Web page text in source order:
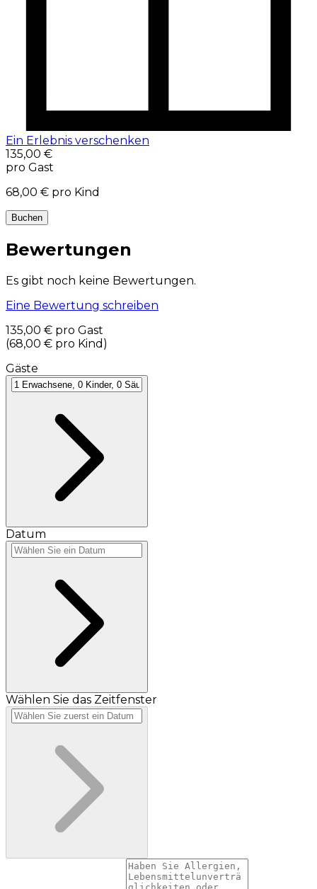
Ein Erlebnis verschenken
135,00 €
pro Gast
68,00 € pro Kind
Buchen
Bewertungen
Es gibt noch keine Bewertungen.
Eine Bewertung schreiben
135,00 € pro Gast
(68,00 € pro Kind )
Gäste
Datum
Wählen Sie das Zeitfenster